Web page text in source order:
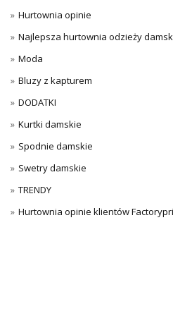
Hurtownia opinie
Najlepsza hurtownia odzieży
Moda
Bluzy z kapturem
DODATKI
Kurtki damskie
Spodnie damskie
Swetry damskie
TRENDY
Hurtownia opinie klientów